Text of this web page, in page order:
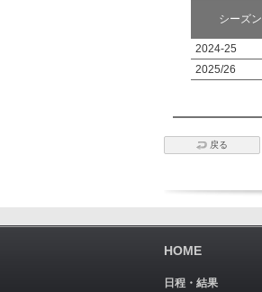
シーズン
2024-25
2025/26
戻る
HOME
日程・結果